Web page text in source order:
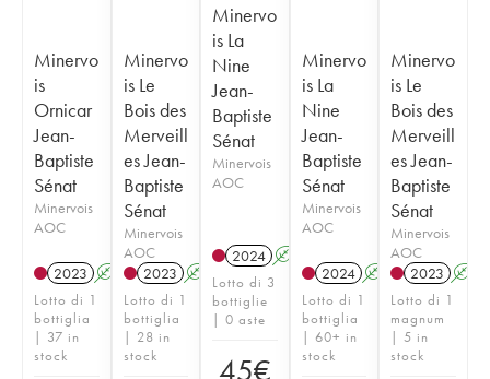
Minervo
is
Ornicar
Jean-
Baptiste
Sénat
Minervois
AOC
2023 A
Lotto di 1
bottiglia
| 37 in
stock
Minervo
is Le
Bois des
Merveill
es Jean-
Baptiste
Sénat
Minervois
AOC
2023 A
Lotto di 1
bottiglia
| 28 in
stock
Minervo
is La
Nine
Jean-
Baptiste
Sénat
Minervois
AOC
2024 A
Lotto di 3
bottiglie
| 0 aste
45€
Minervo
is La
Nine
Jean-
Baptiste
Sénat
Minervois
AOC
2024 A
Lotto di 1
bottiglia
| 60+ in
stock
Minervo
is Le
Bois des
Merveill
es Jean-
Baptiste
Sénat
Minervois
AOC
2023 A
Lotto di 1
magnum
| 5 in
stock